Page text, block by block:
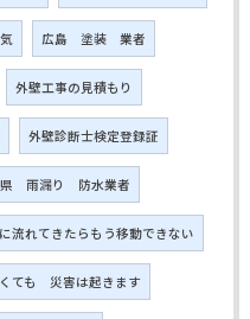
広島 塗装 業者
外壁工事の見積もり
外壁診断士検定登録証
県 雨漏り 防水業者
流れてきたらもう移動できない
ても 災害は起きます